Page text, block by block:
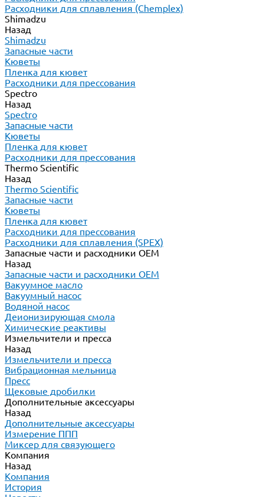
Расходники для сплавления (Chemplex)
Shimadzu
Назад
Shimadzu
Запасные части
Кюветы
Пленка для кювет
Расходники для прессования
Spectro
Назад
Spectro
Запасные части
Кюветы
Пленка для кювет
Расходники для прессования
Thermo Scientific
Назад
Thermo Scientific
Запасные части
Кюветы
Пленка для кювет
Расходники для прессования
Расходники для сплавления (SPEX)
Запасные части и расходники ОЕМ
Назад
Запасные части и расходники ОЕМ
Вакуумное масло
Вакуумный насос
Водяной насос
Деионизирующая смола
Химические реактивы
Измельчители и пресса
Назад
Измельчители и пресса
Вибрационная мельница
Пресс
Щековые дробилки
Дополнительные аксессуары
Назад
Дополнительные аксессуары
Измерение ППП
Миксер для связующего
Компания
Назад
Компания
История